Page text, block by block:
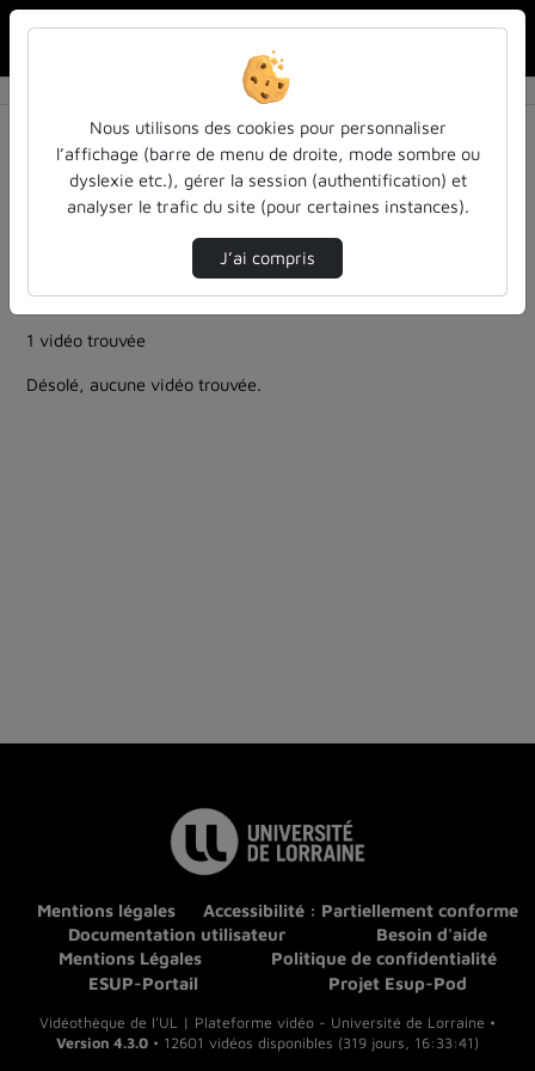
Résultats de la recherche
Filtres actifs (cliquer pour en retirer) :
education
Allemand
ia-lintelligence-artificielle-approches-et-usages-a-
colloques-et-conferences
inspe-de-lorraine
1 vidéo trouvée
Désolé, aucune vidéo trouvée.
Mentions légales
Accessibilité : Partiellement conforme
Documentation utilisateur
Besoin d'aide
Mentions Légales
Politique de confidentialité
ESUP-Portail
Projet Esup-Pod
Vidéothèque de l'UL | Plateforme vidéo - Université de Lorraine •
Version 4.3.0 • 12601 vidéos disponibles (319 jours, 16:33:41)
Nous utilisons des cookies pour personnaliser
l’affichage (barre de menu de droite, mode sombre ou
dyslexie etc.), gérer la session (authentification) et
analyser le trafic du site (pour certaines instances).
J’ai compris